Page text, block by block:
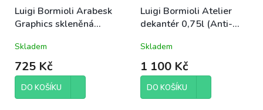
d
u
t
ů
Luigi Bormioli Arabesk
Graphics skleněná
Skladem
725 Kč
DO KOŠÍKU
Luigi Bormioli Atelier
dekantér 0,75l (Anti-
Skladem
1 100 Kč
DO KOŠÍKU